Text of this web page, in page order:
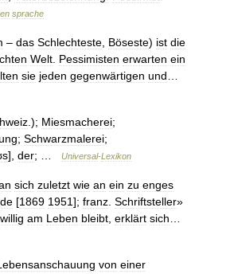
sprache
– das Schlechteste Böseste) ist die
Welt Pessimisten erwarten ein
sie jeden gegenwärtigen und
.); Miesmacherei;
; Schwarzmalerei;
], der; … Universal-Lexikon
sich zuletzt wie an ein zu enges
[1869 1951]; franz Schriftsteller»
am Leben bleibt erklärt sich
von einer